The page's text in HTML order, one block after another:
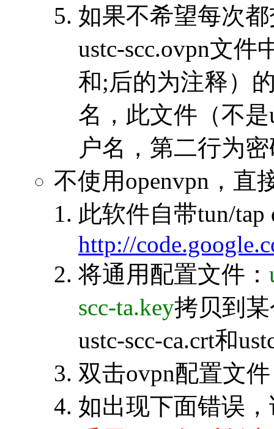
如果不希望每次
ustc-scc.ovpn文
和;后的为注释）
名，此文件（不是
户名，第二行为
不使用openvpn，直
此软件自带tun/tap
http://
将通用配置文件：
scc-ta.key拷贝到某
ustc-scc-ca.crt和
双击ovpn配置文
如出现下面错误